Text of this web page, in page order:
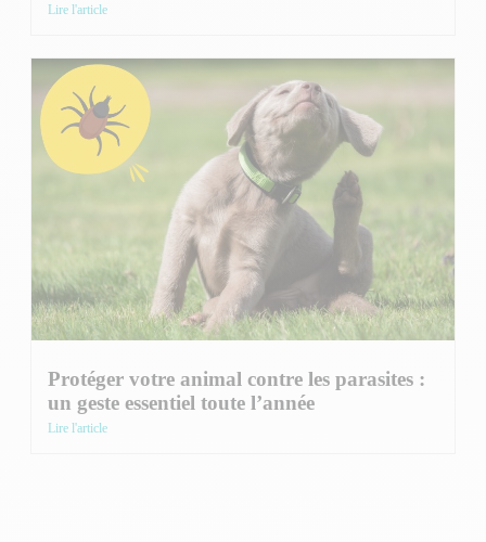
Lire l'article
Protéger votre animal contre les parasites :
un geste essentiel toute l’année
Lire l'article